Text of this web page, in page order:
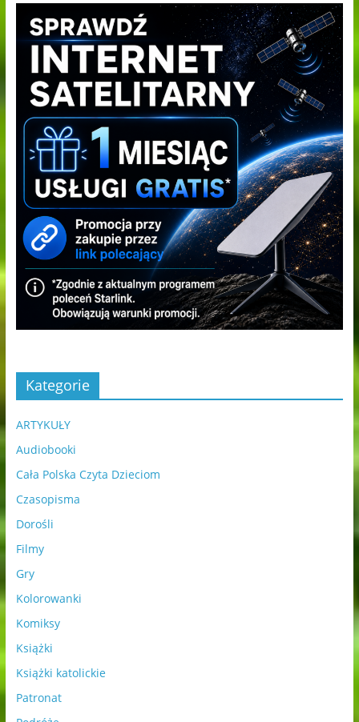
Kategorie
ARTYKUŁY
Audiobooki
Cała Polska Czyta Dzieciom
Czasopisma
Dorośli
Filmy
Gry
Kolorowanki
Komiksy
Książki
Książki katolickie
Patronat